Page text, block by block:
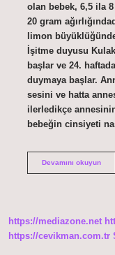
olan bebek, 6,5 ila
20 gram
limon
İşitme duyusu
başlar ve 24.
duymaya başlar.
sesini ve hatta
ilerledikçe
bebeğin cinsiyeti
Devamını okuyun13
https://mediazone.net
https://cevikman.com.tr